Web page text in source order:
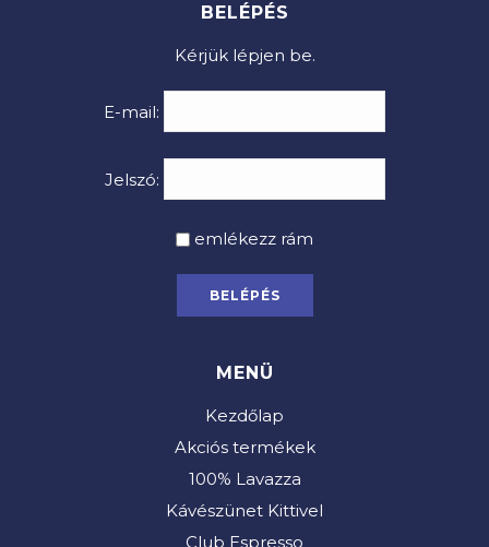
BELÉPÉS
Kérjük lépjen be.
E-mail:
Jelszó:
emlékezz rám
MENÜ
Kezdőlap
Akciós termékek
100% Lavazza
Kávészünet Kittivel
Club Espresso